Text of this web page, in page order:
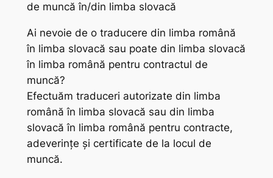
de muncă în/din limba slovacă
Ai nevoie de o traducere din limba română
în limba slovacă sau poate din limba slovacă
în limba română pentru contractul de
muncă?
Efectuăm traduceri autorizate din limba
română în limba slovacă sau din limba
slovacă în limba română pentru contracte,
adeverințe și certificate de la locul de
muncă.